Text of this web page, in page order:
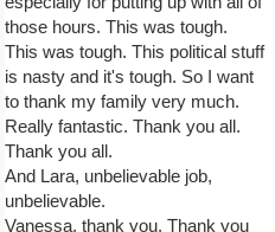
those hours. This was tough.
This was tough. This political stuff
is nasty and it's tough. So I want
to thank my family very much.
Really fantastic. Thank you all.
Thank you all.
And Lara, unbelievable job,
unbelievable.
Vanessa, thank you. Thank you